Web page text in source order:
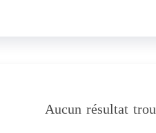
Aucun résultat